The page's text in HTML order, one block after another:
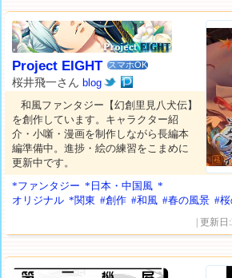
Project EIGHT スマホOK
桜井飛一さんblog
和風ファンタジー【幻創里見八犬伝】
を創作しています。キャラクター紹
介・小噺・漫画を制作しながら長編本
編準備中。進捗・絵の練習をこまめに
更新中です。
*ファンタジー *日本・中国風 *
オリジナル *関東 #創作 #和風 #春の風景 #
| 更新